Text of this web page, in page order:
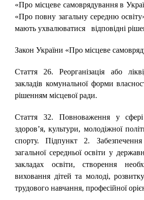
«Про місцеве самоврядування в
«Про повну загальну середню
мають ухвалюватися відповідні
Закон України «Про місцеве
Стаття 26. Реорганізація або
закладів комунальної форми
рішенням місцевої ради.
Стаття 32. Повноваження у
здоров’я, культури, молодіжної
спорту. Підпункт 2.
загальної середньої освіти у
закладах освіти, створення
виховання дітей та молоді,
трудового навчання, професійної